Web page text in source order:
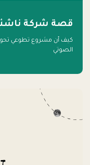
قصة شركة
كيف أن مشروع تطوعي
الصوتي